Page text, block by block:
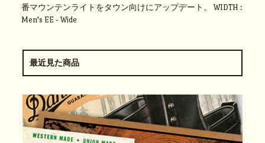
番マウンテンライトをタウン向けにアップデート。 WIDTH :
Men's EE - Wide
最近見た商品